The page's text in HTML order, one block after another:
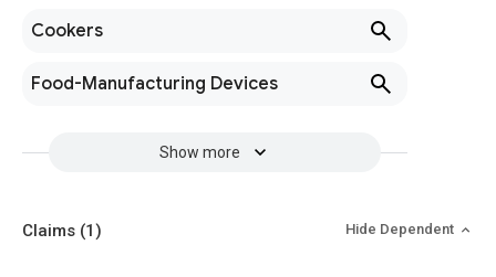
Cookers
Food-Manufacturing Devices
Show more
Claims (1) Hide Dependent